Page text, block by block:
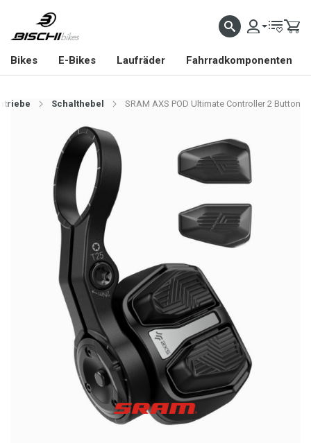
Bikes E-Bikes Laufräder Fahrradkomponenten
Schalthebel SRAM AXS POD Ultimate Controller 2 Button